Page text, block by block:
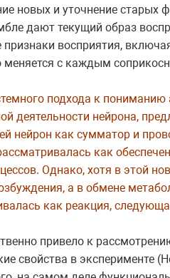
новых и уточнение старых
дают текущий образ
восприятия,
меняется с каждым
подхода к пониманию
деятельности нейрона,
нейрон как сумматор и
как
Однако, хотя в этой
а в обмене
как реакция,
привело к
свойства в эксперименте